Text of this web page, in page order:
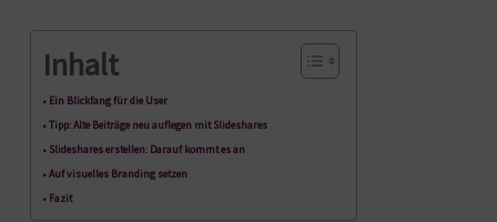
Inhalt
Ein Blickfang für die User
Tipp: Alte Beiträge neu auflegen mit Slideshares
Slideshares erstellen: Darauf kommt es an
Auf visuelles Branding setzen
Fazit